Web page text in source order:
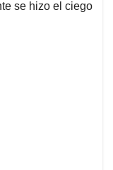
se hizo el ciego